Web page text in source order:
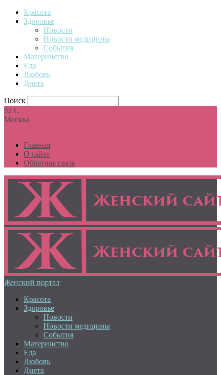
Красота
Здоровье
Новости
Новости медицины
События
Материнство
Еда
Любовь
Диета
Поиск
32 C
Москва
Главная
О сайте
Обратная связь
Женский портал
Красота
Здоровье
Новости
Новости медицины
События
Материнство
Еда
Любовь
Диета